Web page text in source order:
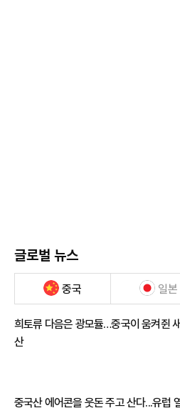
글로벌 뉴스
중국 일본
희토류 다음은 광모듈…중국이 움켜쥔
산
중국산 에어콘을 웃돈 주고 산다...유럽